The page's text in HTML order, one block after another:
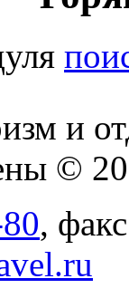
и
©
,